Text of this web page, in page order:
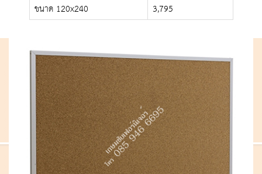
ขนาด 120x240
3,795